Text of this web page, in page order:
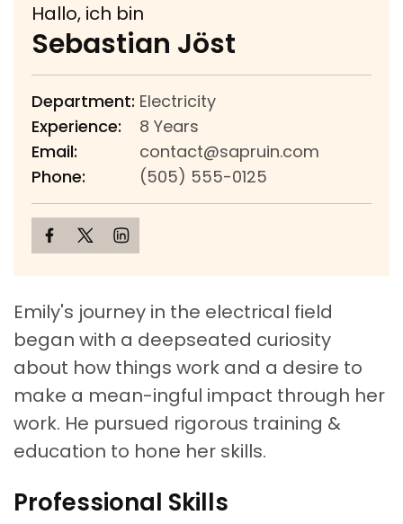
Hallo, ich bin
Sebastian Jöst
Department: Electricity
Experience:
8 Years
Email:
contact@sapruin.com
Phone:
(505) 555-0125
Emily's journey in the electrical field
began with a deepseated curiosity
about how things work and a desire to
make a mean-ingful impact through her
work. He pursued rigorous training &
education to hone her skills.
Professional Skills